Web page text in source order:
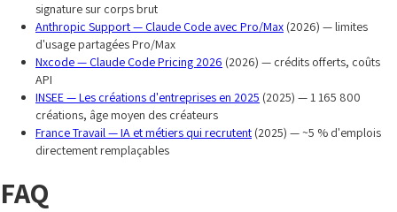
signature sur corps brut
Anthropic Support — Claude Code avec Pro/Max (2026) — limites
d'usage partagées Pro/Max
Nxcode — Claude Code Pricing 2026 (2026) — crédits offerts, coûts
API
INSEE — Les créations d'entreprises en 2025 (2025) — 1 165 800
créations, âge moyen des créateurs
France Travail — IA et métiers qui recrutent (2025) — ~5 % d'emplois
directement remplaçables
FAQ